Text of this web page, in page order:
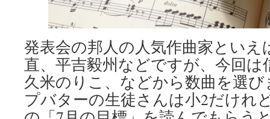
発表会の邦人の人気作曲家といえ
直、平吉毅州などですが、今回は
久米のりこ、などから数曲を選
プバターの生徒さんは小2だけれ